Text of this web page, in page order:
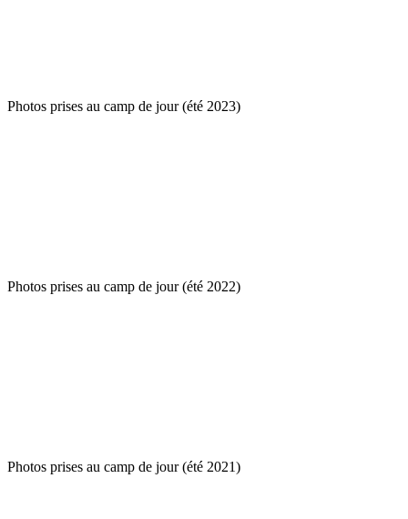
Photos prises au camp de jour (été 2023)
Photos prises au camp de jour (été 2022)
Photos prises au camp de jour (été 2021)